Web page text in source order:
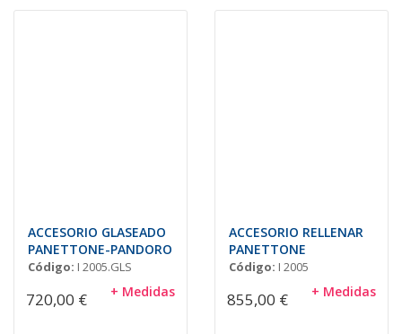
ACCESORIO GLASEADO
PANETTONE-PANDORO
Código: I 2005.GLS
720,00 € + Medidas
ACCESORIO RELLENAR
PANETTONE
Código: I 2005
855,00 € + Medidas